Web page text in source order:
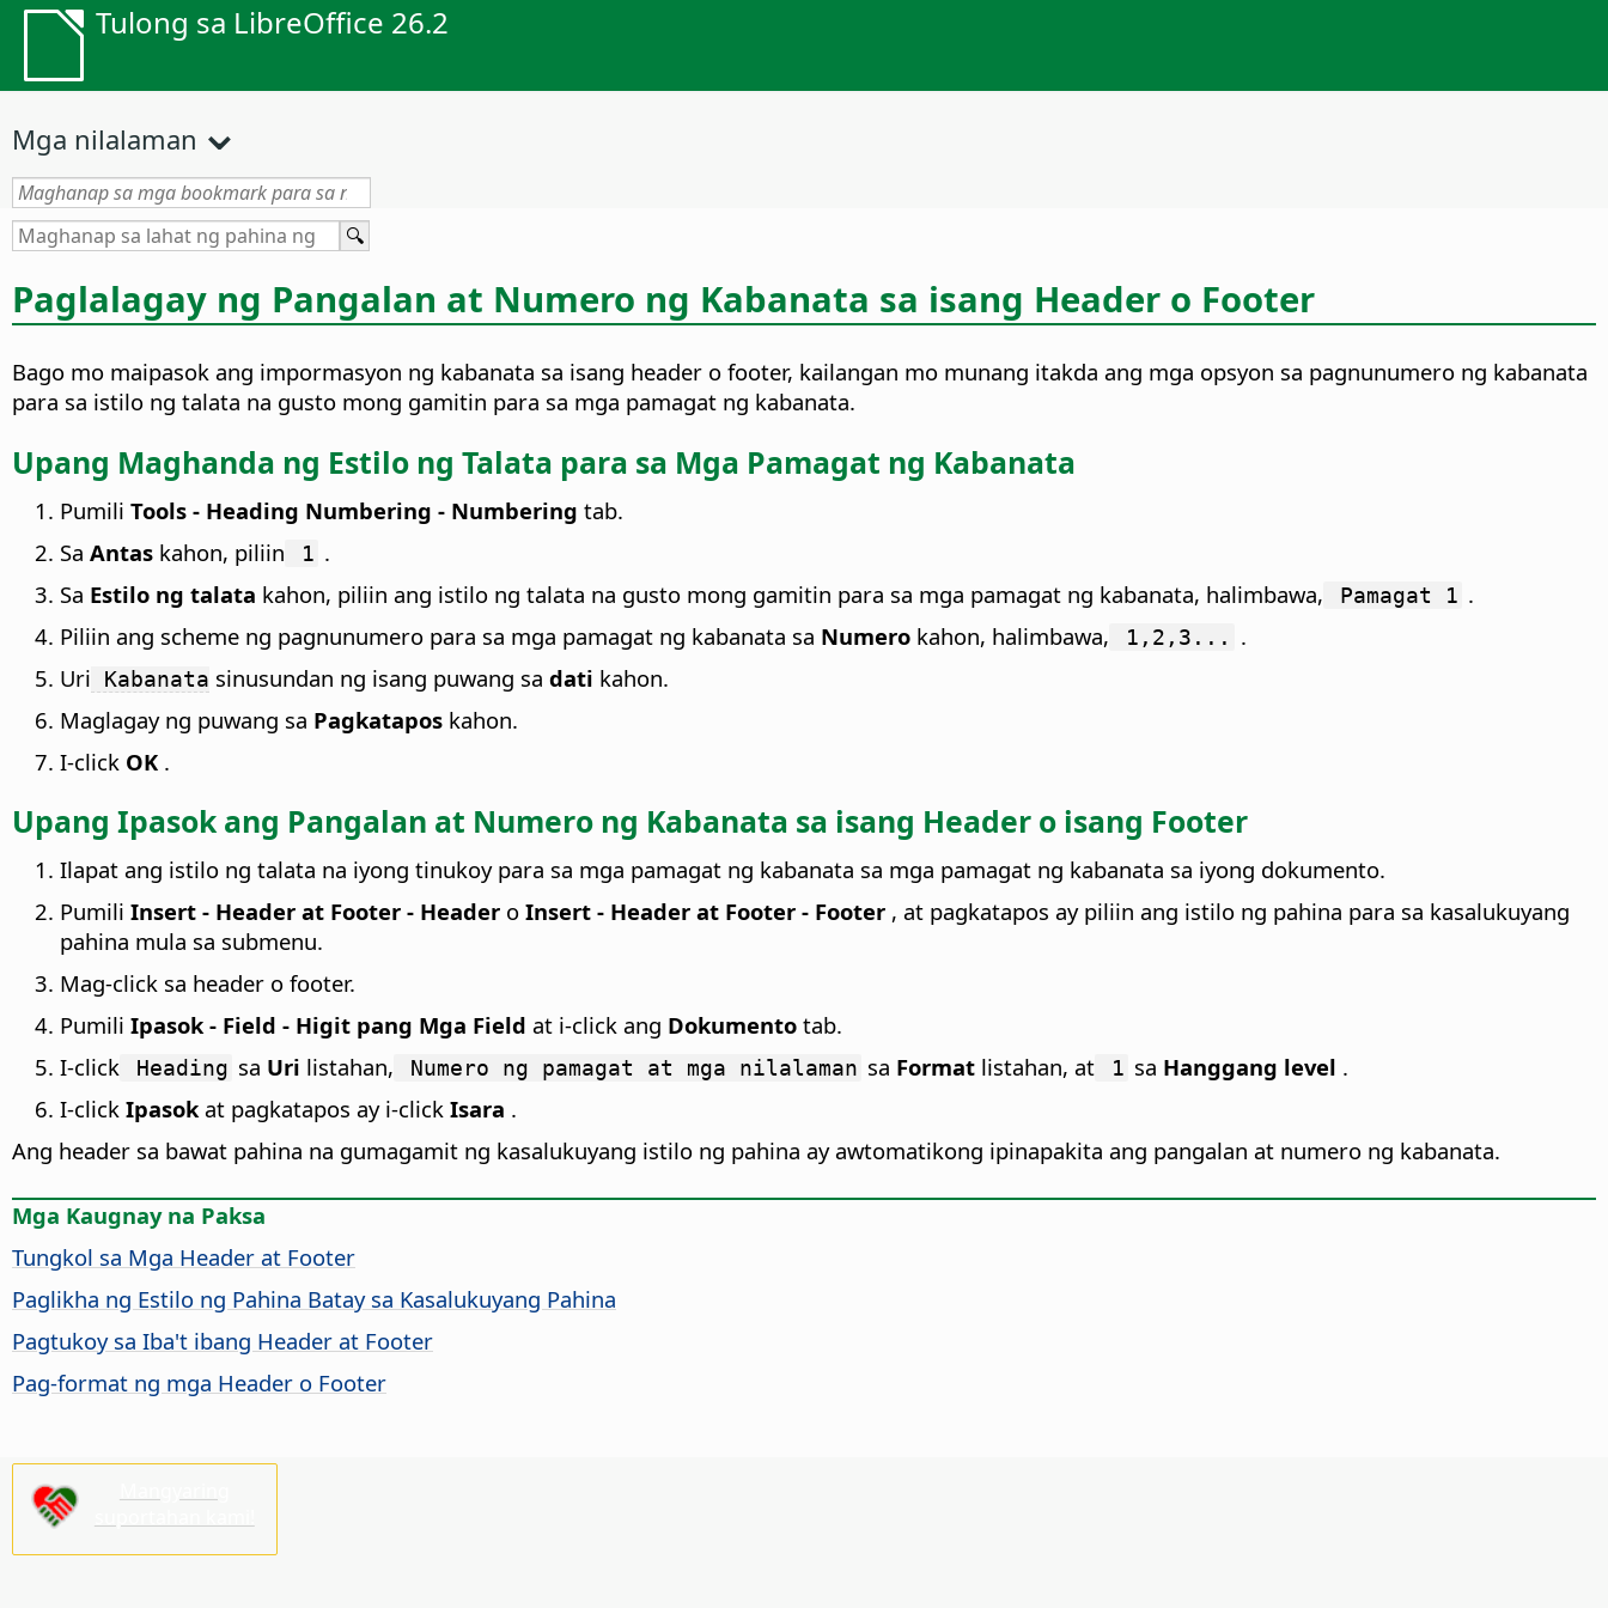
Tulong sa LibreOffice 26.2
Mga nilalaman
Paglalagay ng Pangalan at Numero ng Kabanata sa isang Header o Footer
Bago mo maipasok ang impormasyon ng kabanata sa isang header o footer, kailangan mo munang itakda ang mga opsyon sa pagnunumero ng kabanata
para sa istilo ng talata na gusto mong gamitin para sa mga pamagat ng kabanata.
Upang Maghanda ng Estilo ng Talata para sa Mga Pamagat ng Kabanata
Pumili Tools - Heading Numbering - Numbering tab.
Sa Antas kahon, piliin 1 .
Sa Estilo ng talata kahon, piliin ang istilo ng talata na gusto mong gamitin para sa mga pamagat ng kabanata, halimbawa, Pamagat 1 .
Piliin ang scheme ng pagnunumero para sa mga pamagat ng kabanata sa Numero kahon, halimbawa, 1,2,3...
.
Uri Kabanata sinusundan ng isang puwang sa dati kahon.
Maglagay ng puwang sa Pagkatapos kahon.
I-click OK .
Upang Ipasok ang Pangalan at Numero ng Kabanata sa isang Header o isang Footer
Ilapat ang istilo ng talata na iyong tinukoy para sa mga pamagat ng kabanata sa mga pamagat ng kabanata sa iyong dokumento.
Pumili Insert - Header at Footer - Header o Insert - Header at Footer - Footer , at pagkatapos ay piliin ang istilo ng pahina para sa kasalukuyang
pahina mula sa submenu.
Mag-click sa header o footer.
Pumili Ipasok - Field - Higit pang Mga Field at i-click ang Dokumento tab.
I-click
Heading sa Uri listahan, Numero ng pamagat at mga nilalaman sa Format listahan, at 1 sa Hanggang level .
I-click Ipasok at pagkatapos ay i-click Isara .
Ang header sa bawat pahina na gumagamit ng kasalukuyang istilo ng pahina ay awtomatikong ipinapakita ang pangalan at numero ng kabanata.
Mga Kaugnay na Paksa
Tungkol sa Mga Header at Footer
Paglikha ng Estilo ng Pahina Batay sa Kasalukuyang Pahina
Pagtukoy sa Iba't ibang Header at Footer
Pag-format ng mga Header o Footer